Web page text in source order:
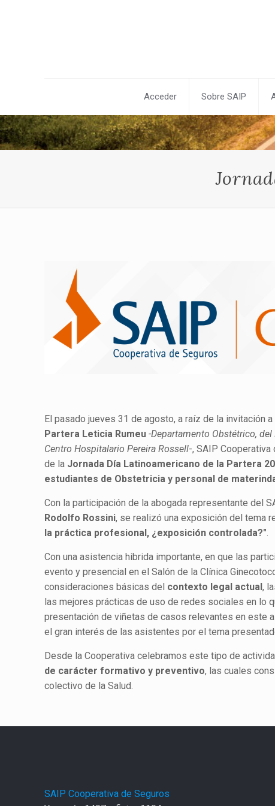
Acceder Sobre SAIP
El pasado jueves 31 de agosto, a raíz de la invitación
Partera Leticia Rumeu -Departamento Obstétrico,
Centro Hospitalario Pereira Rossell-, SAIP
de la Jornada Día Latinoamericano de la Partera
estudiantes de Obstetricia y personal de
Con la participación de la abogada representante del
Rodolfo Rossini, se realizó una exposición del tema
la práctica profesional, ¿exposición controlada?".
Con una asistencia hibrida importante, en que las
evento y presencial en el Salón de la Clínica
consideraciones básicas del contexto legal actual ,
las mejores prácticas de uso de redes sociales en lo
presentación de viñetas de casos relevantes en este
el gran interés de las asistentes por el tema
Desde la Cooperativa celebramos este tipo de
de carácter formativo y preventivo, las cuales
colectivo de la Salud.
SAIP Cooperativa de Seguros